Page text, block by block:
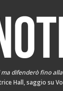
ma difenderò fino
Hall, saggio su